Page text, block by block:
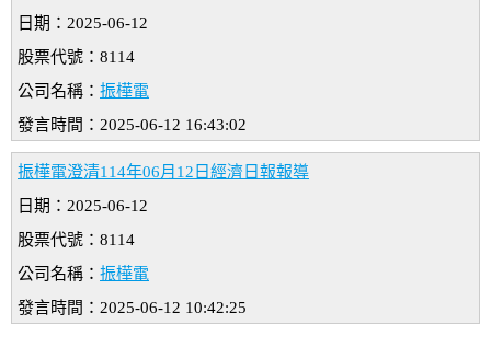
日期：2025-06-12
股票代號：8114
公司名稱： 振樺電
發言時間：2025-06-12 16:43:02
振樺電澄清114年06月12日經濟日報報導
日期：2025-06-12
股票代號：8114
公司名稱： 振樺電
發言時間：2025-06-12 10:42:25